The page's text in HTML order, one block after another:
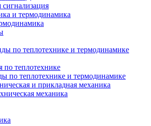
и термодинамика
по теплотехнике и термодинамике
по теплотехнике
по теплотехнике и термодинамике
и прикладная механика
механика